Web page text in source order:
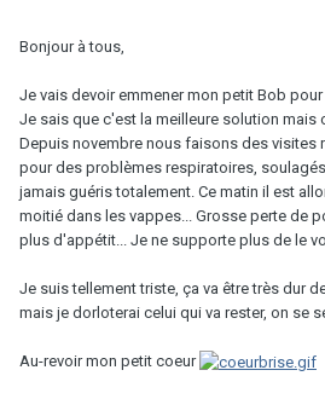
Bonjour à tous,
Je vais devoir emmener mon petit Bob pour
Je sais que c'est la meilleure solution mais
Depuis novembre nous faisons des visites
pour des problèmes respiratoires,
jamais guéris totalement. Ce matin il est
moitié dans les vappes... Grosse perte de
plus d'appétit... Je ne supporte plus de le
Je suis tellement triste, ça va être très dur
mais je dorloterai celui qui va rester, on se
Au-revoir mon petit coeur